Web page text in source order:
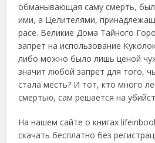
обманывающая саму смерть,
ими, а Целителями,
расе. Великие Дома Тайного
запрет на использование
либо можно было лишь ценой
значит любой запрет для того,
стала месть? И тот, кто много
смертью, сам решается на
На нашем сайте о книгах
скачать бесплатно без